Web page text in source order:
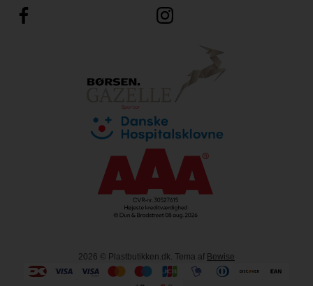
2026 © Plastbutikken.dk. Tema af Bewise